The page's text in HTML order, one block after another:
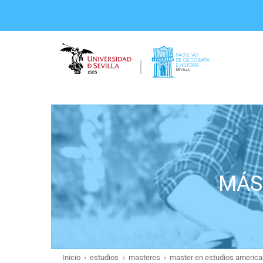
Inicio estudios masteres master en estudios